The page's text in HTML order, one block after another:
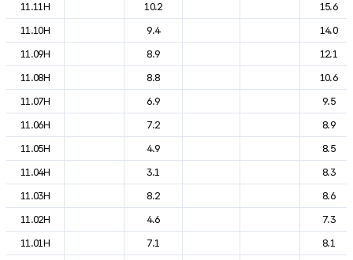
11.11H
10.2
15.6
11.10H
9.4
14.0
11.09H
8.9
12.1
11.08H
8.8
10.6
11.07H
6.9
9.5
11.06H
7.2
8.9
11.05H
4.9
8.5
11.04H
3.1
8.3
11.03H
8.2
8.6
11.02H
4.6
7.3
11.01H
7.1
8.1